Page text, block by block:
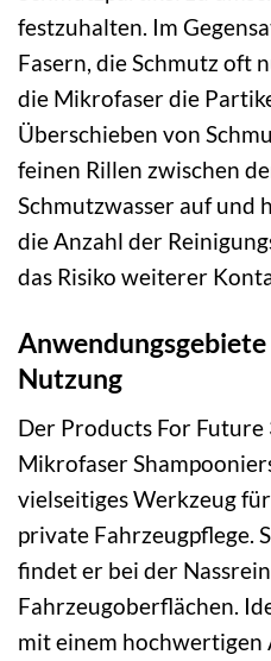
festzuhalten. Im
Fasern, die Schmutz oft
die Mikrofaser die
Überschieben von
feinen Rillen zwischen
Schmutzwasser auf und
die Anzahl der
das Risiko weiterer
Nutzung
Der Products For
Mikrofaser
vielseitiges Werkzeug
private Fahrzeugpflege.
findet er bei der
Fahrzeugoberflächen.
mit einem hochwertigen